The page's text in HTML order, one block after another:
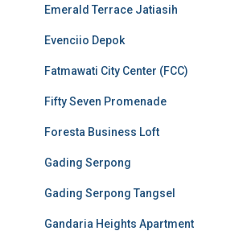
Emerald Terrace Jatiasih
Evenciio Depok
Fatmawati City Center (FCC)
Fifty Seven Promenade
Foresta Business Loft
Gading Serpong
Gading Serpong Tangsel
Gandaria Heights Apartment